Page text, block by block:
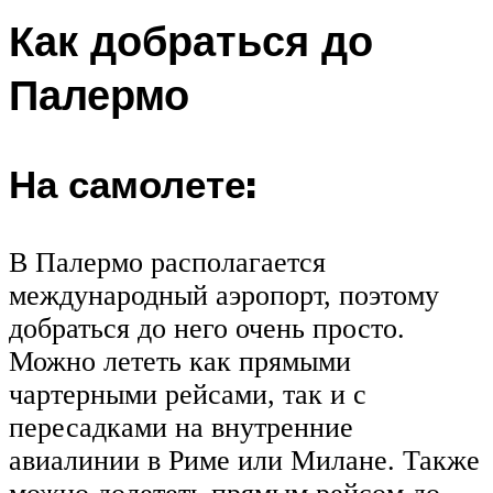
Как добраться до
Палермо
На самолете:
В Палермо располагается
международный аэропорт, поэтому
добраться до него очень просто.
Можно лететь как прямыми
чартерными рейсами, так и с
пересадками на внутренние
авиалинии в Риме или Милане. Также